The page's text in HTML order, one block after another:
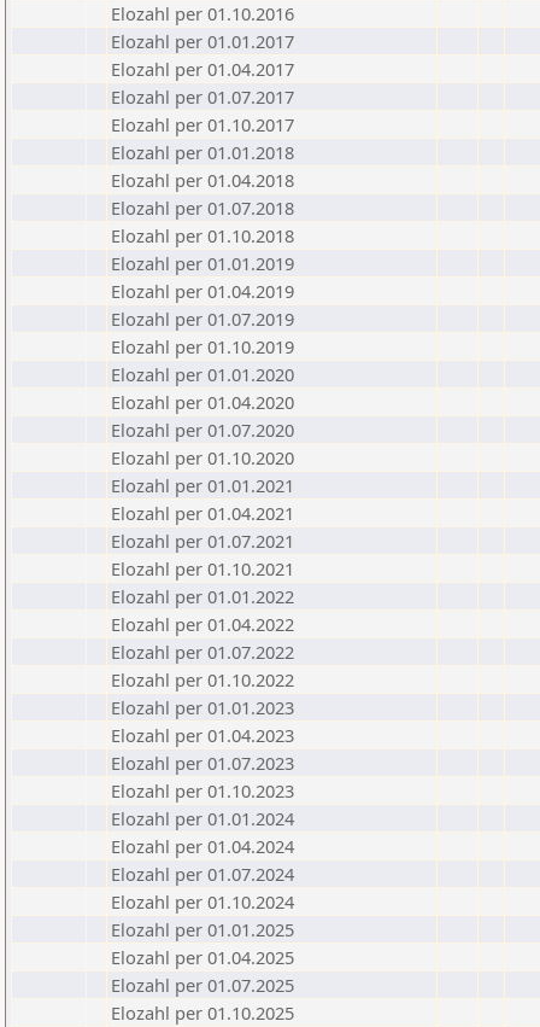
Elozahl per 01.10.2016
Elozahl per 01.01.2017
Elozahl per 01.04.2017
Elozahl per 01.07.2017
Elozahl per 01.10.2017
Elozahl per 01.01.2018
Elozahl per 01.04.2018
Elozahl per 01.07.2018
Elozahl per 01.10.2018
Elozahl per 01.01.2019
Elozahl per 01.04.2019
Elozahl per 01.07.2019
Elozahl per 01.10.2019
Elozahl per 01.01.2020
Elozahl per 01.04.2020
Elozahl per 01.07.2020
Elozahl per 01.10.2020
Elozahl per 01.01.2021
Elozahl per 01.04.2021
Elozahl per 01.07.2021
Elozahl per 01.10.2021
Elozahl per 01.01.2022
Elozahl per 01.04.2022
Elozahl per 01.07.2022
Elozahl per 01.10.2022
Elozahl per 01.01.2023
Elozahl per 01.04.2023
Elozahl per 01.07.2023
Elozahl per 01.10.2023
Elozahl per 01.01.2024
Elozahl per 01.04.2024
Elozahl per 01.07.2024
Elozahl per 01.10.2024
Elozahl per 01.01.2025
Elozahl per 01.04.2025
Elozahl per 01.07.2025
Elozahl per 01.10.2025